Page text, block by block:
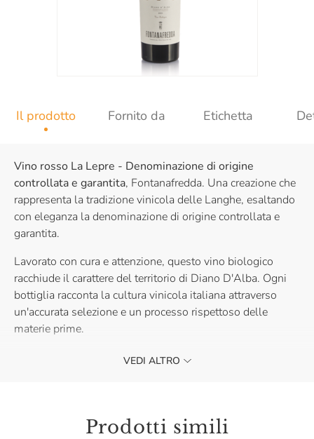
Il prodotto Fornito da Etichetta
Vino rosso La Lepre - Denominazione di origine
controllata e garantita, Fontanafredda. Una creazione che
rappresenta la tradizione vinicola delle Langhe, esaltando
con eleganza la denominazione di origine controllata e
garantita.
Lavorato con cura e attenzione, questo vino biologico
racchiude il carattere del territorio di Diano D'Alba. Ogni
bottiglia racconta la cultura vinicola italiana attraverso
un'accurata selezione e un processo rispettoso delle
materie prime.
Servilo alla temperatura ideale di 16-17°C per
L’annata indicata in etichetta potrebbe non corrispondere a
VEDI ALTRO
Prodotti simili